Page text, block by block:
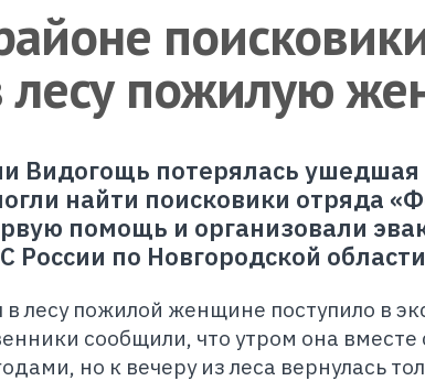
лесу пожилую
Видогощь потерялась ушедшая
найти поисковики отряда
помощь и организовали
России по Новгородской
лесу пожилой женщине поступило в
сообщили, что утром она вместе
но к вечеру из леса вернулась